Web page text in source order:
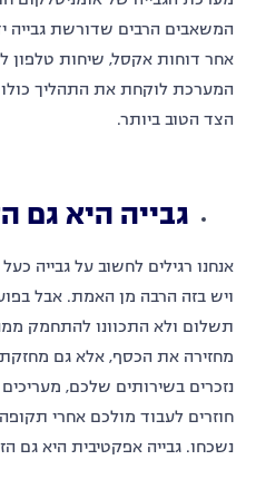
המשאבים הרבים שדורשת גבייה
אחר דוחות אקסל, שיחות טלפון
המערכת לוקחת את התהליך
הצד הטוב ביותר.
גבייה היא גם
אנחנו רגילים לחשוב על גבייה
ויש בזה הרבה מן האמת. אבל
תשלום ולא התכוונו להתחמק
מחזירה את הכסף, אלא גם
נזכרים בשירותים שלכם,
חוזרים לעבוד מולכם אחרי
נשכחו. גבייה אפקטיבית היא גם